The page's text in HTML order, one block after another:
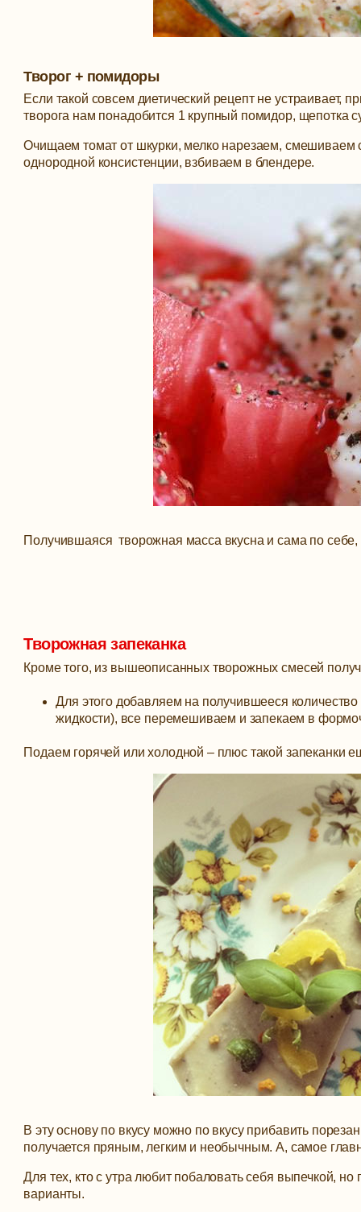
Творог + помидоры
Если такой совсем диетический рецепт не устраивает,
творога нам понадобится 1 крупный помидор, щепотка
Очищаем томат от шкурки, мелко нарезаем, смешиваем
однородной консистенции, взбиваем в блендере.
Получившаяся творожная масса вкусна и сама по
Творожная запеканка
Кроме того, из вышеописанных творожных смесей
Для этого добавляем на получившееся
жидкости), все перемешиваем и запекаем в
Подаем горячей или холодной – плюс такой запеканки
В эту основу по вкусу можно по вкусу прибавить
получается пряным, легким и необычным. А, самое
Для тех, кто с утра любит побаловать себя выпечкой,
варианты.